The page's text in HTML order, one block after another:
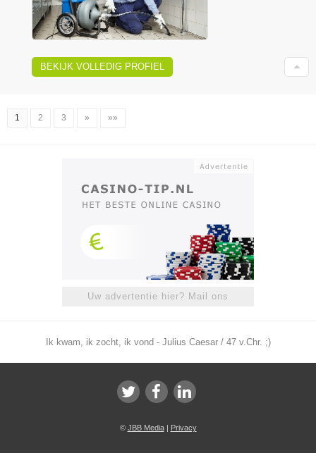
BEKIJK VOLLEDIG PROFIEL
1 2 3 » »»
Uw advertentie hier? Mail ons
Ik kwam, ik zocht, ik vond - Julius Caesar / 47 v.Chr. ;)
© JBB Media| Privacy